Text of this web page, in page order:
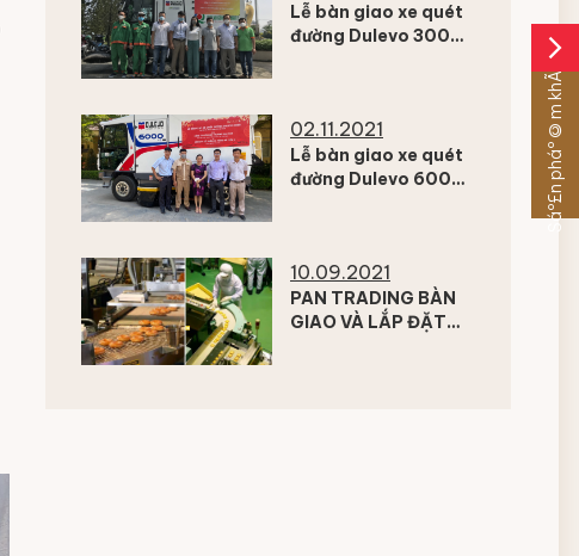
Lễ bàn giao xe quét
đường Dulevo 3000
02.11.2021
Lễ bàn giao xe quét
đường Dulevo 6000
10.09.2021
PAN TRADING BÀN
GIAO VÀ LẮP ĐẶT
arrow_forward_ios
Sáº£n pháº©m khÃ¡c